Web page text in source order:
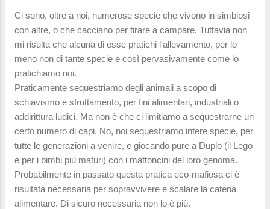
Ci sono, oltre a noi, numerose specie che vivono in simbiosi
con altre, o che cacciano per tirare a campare. Tuttavia non
mi risulta che alcuna di esse pratichi l'allevamento, per lo
meno non di tante specie e così pervasivamente come lo
pratichiamo noi.
Praticamente sequestriamo degli animali a scopo di
schiavismo e sfruttamento, per fini alimentari, industriali o
addirittura ludici. Ma non è che ci limitiamo a sequestrarne un
certo numero di capi. No, noi sequestriamo intere specie, per
tutte le generazioni a venire, e giocando pure a Duplo (il Lego
è per i bimbi più maturi) con i mattoncini del loro genoma.
Probabilmente in passato questa pratica eco-mafiosa ci è
risultata necessaria per sopravvivere e scalare la catena
alimentare. Di sicuro necessaria non lo è più.